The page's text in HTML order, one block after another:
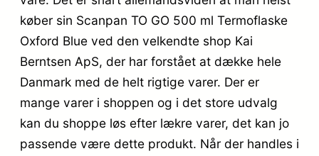
køber sin Scanpan TO GO 500 ml Termoflaske
Oxford Blue ved den velkendte shop Kai
Berntsen ApS, der har forstået at dække hele
Danmark med de helt rigtige varer. Der er
mange varer i shoppen og i det store udvalg
kan du shoppe løs efter lækre varer, det kan jo
passende være dette produkt. Når der handles i